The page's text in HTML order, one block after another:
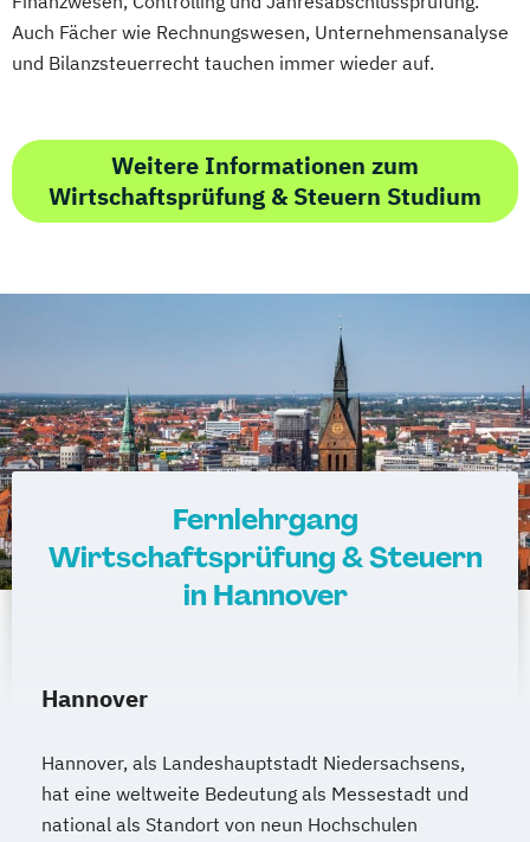
Auch Fächer wie Rechnungswesen, Unternehmensanalyse
und Bilanzsteuerrecht tauchen immer wieder auf.
Weitere Informationen zum
Wirtschaftsprüfung & Steuern Studium
Fernlehrgang
Wirtschaftsprüfung & Steuern
in Hannover
Hannover
Hannover, als Landeshauptstadt Niedersachsens,
hat eine weltweite Bedeutung als Messestadt und
national als Standort von neun Hochschulen